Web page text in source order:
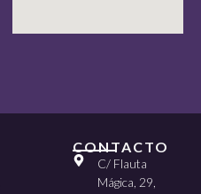
CONTACTO
C/ Flauta
Mágica, 29,